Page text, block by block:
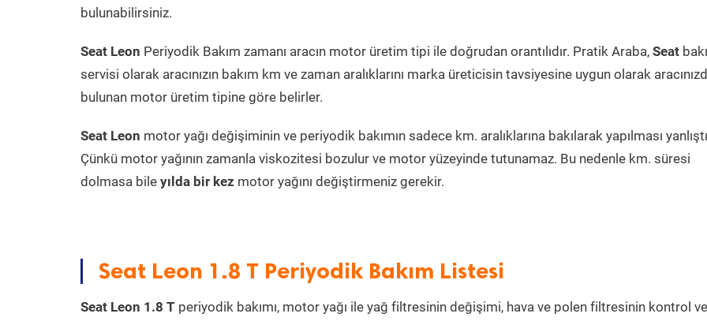
bulunabilirsiniz.
Seat Leon Periyodik Bakım zamanı aracın motor üretim tipi ile doğrudan orantılıdır. Pratik Araba, Seat
servisi olarak aracınızın bakım km ve zaman aralıklarını marka üreticisin tavsiyesine uygun olarak
bulunan motor üretim tipine göre belirler.
Seat Leon motor yağı değişiminin ve periyodik bakımın sadece km. aralıklarına bakılarak yapılması
Çünkü motor yağının zamanla viskozitesi bozulur ve motor yüzeyinde tutunamaz. Bu nedenle km. süresi
dolmasa bile yılda bir kez motor yağını değiştirmeniz gerekir.
Seat Leon 1.8 T Periyodik Bakım Listesi
Seat Leon 1.8 T periyodik bakımı, motor yağı ile yağ filtresinin değişimi, hava ve polen filtresinin kontrol